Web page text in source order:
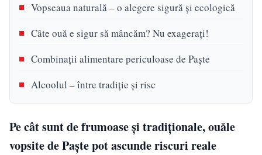
Vopseaua naturală – o alegere sigură și ecologică
Câte ouă e sigur să mâncăm? Nu exagerați!
Combinații alimentare periculoase de Paște
Alcoolul – între tradiție și risc
Pe cât sunt de frumoase și tradiționale, ouăle
vopsite de Paște pot ascunde riscuri reale